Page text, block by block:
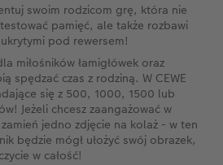
swoim rodzicom grę, która nie
pamięć, ale także rozbawi
pod rewersem!
miłośników łamigłówek oraz
spędzać czas z rodziną. W CEWE
się z 500, 1000, 1500 lub
Jeżeli chcesz zaangażować w
jedno zdjęcie na kolaż - w ten
będzie mógł ułożyć swój obrazek,
w całość!